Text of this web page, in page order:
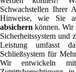
Schwachstellen Ihrer
Hinweise, wie Sie
absichern können. Wir
Sicherheitssystem und
Leistung umfasst
Schließsystem für
Wir entwickeln